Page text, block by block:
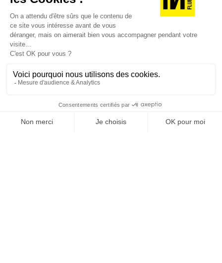
JE DÉCOUVRE LES NUMÉROS PRÉCÉDENTS
Je suis déjà abonné(e) :je consulte la revue en